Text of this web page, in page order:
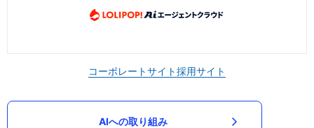
コーポレートサイト採用サイト
AIへの取り組み